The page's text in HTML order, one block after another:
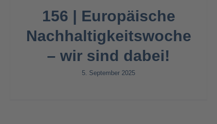
156 | Europäische
Nachhaltigkeitswoche
– wir sind dabei!
5. September 2025